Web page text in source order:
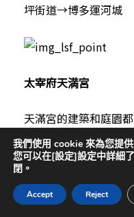
坪街道→博多運河城
太宰府天満宮
天滿宮的建築和庭園
可以欣賞到傳統的神
碑。
我們使用 cookie 來為您提
您可以在[設定]設定中詳細
閉。
Accept Reject